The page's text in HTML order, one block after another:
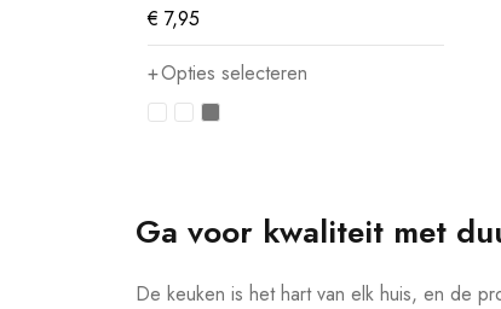
€ 7,95
Opties selecteren
Ga voor kwaliteit met
De keuken is het hart van elk huis, en de